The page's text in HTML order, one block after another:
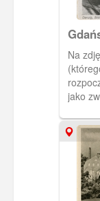
Na
jako
było
Na